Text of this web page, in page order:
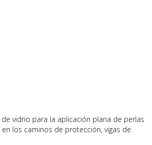
vidrio para la aplicación plana de perlas
los caminos de protección, vigas de